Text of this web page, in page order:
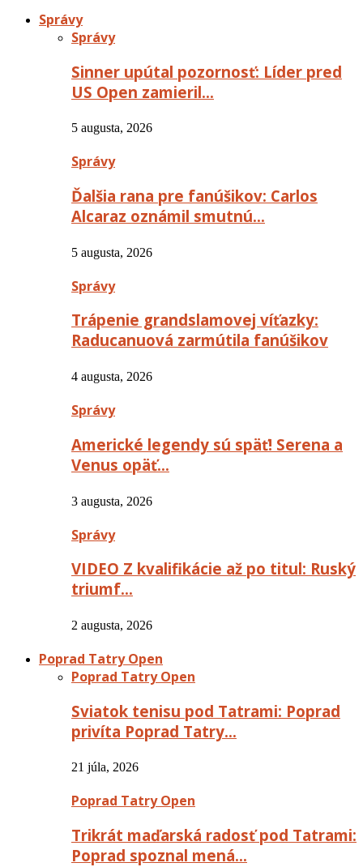
Správy
Správy
Sinner upútal pozornosť: Líder pred
US Open zamieril…
5 augusta, 2026
Správy
Ďalšia rana pre fanúšikov: Carlos
Alcaraz oznámil smutnú…
5 augusta, 2026
Správy
Trápenie grandslamovej víťazky:
Raducanuová zarmútila fanúšikov
4 augusta, 2026
Správy
Americké legendy sú späť! Serena a
Venus opäť…
3 augusta, 2026
Správy
VIDEO Z kvalifikácie až po titul: Ruský
triumf…
2 augusta, 2026
Poprad Tatry Open
Poprad Tatry Open
Sviatok tenisu pod Tatrami: Poprad
privíta Poprad Tatry…
21 júla, 2026
Poprad Tatry Open
Trikrát maďarská radosť pod Tatrami:
Poprad spoznal mená…